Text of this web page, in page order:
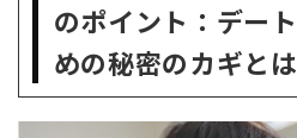
のポイント：デー
めの秘密のカギとは